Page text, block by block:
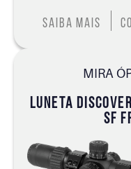
Saiba mais
MIRA
LUNETA
SF